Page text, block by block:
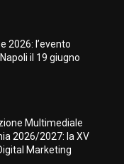
2026: l’evento
il 19 giugno
Multimediale
2026/2027: la XV
Marketing